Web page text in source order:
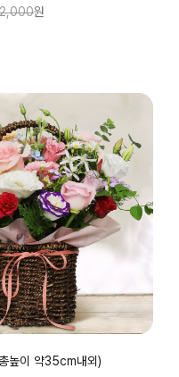
원
높이 약35cm내외)